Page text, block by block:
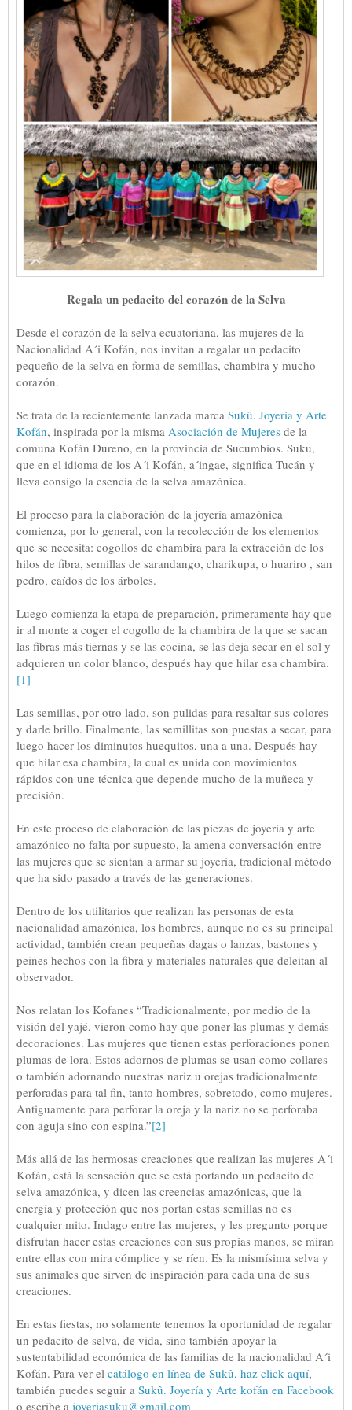
Regala un pedacito del corazón de la Selva
Desde el corazón de la selva ecuatoriana, las mujeres de la
Nacionalidad A´i Kofán, nos invitan a regalar un pedacito
pequeño de la selva en forma de semillas, chambira y mucho
corazón.
Se trata de la recientemente lanzada marca Sukû. Joyería y Arte
Kofán, inspirada por la misma Asociación de Mujeres de la
comuna Kofán Dureno, en la provincia de Sucumbíos. Suku,
que en el idioma de los A´i Kofán, a´ingae, significa Tucán y
lleva consigo la esencia de la selva amazónica.
El proceso para la elaboración de la joyería amazónica
comienza, por lo general, con la recolección de los elementos
que se necesita: cogollos de chambira para la extracción de los
hilos de fibra, semillas de sarandango, charikupa, o huariro , san
pedro, caídos de los árboles.
Luego comienza la etapa de preparación, primeramente hay que
ir al monte a coger el cogollo de la chambira de la que se sacan
las fibras más tiernas y se las cocina, se las deja secar en el sol y
adquieren un color blanco, después hay que hilar esa chambira.
[1]
Las semillas, por otro lado, son pulidas para resaltar sus colores
y darle brillo. Finalmente, las semillitas son puestas a secar, para
luego hacer los diminutos huequitos, una a una. Después hay
que hilar esa chambira, la cual es unida con movimientos
rápidos con une técnica que depende mucho de la muñeca y
precisión.
En este proceso de elaboración de las piezas de joyería y arte
amazónico no falta por supuesto, la amena conversación entre
las mujeres que se sientan a armar su joyería, tradicional método
que ha sido pasado a través de las generaciones.
Dentro de los utilitarios que realizan las personas de esta
nacionalidad amazónica, los hombres, aunque no es su principal
actividad, también crean pequeñas dagas o lanzas, bastones y
peines hechos con la fibra y materiales naturales que deleitan al
observador.
Nos relatan los Kofanes “Tradicionalmente, por medio de la
visión del yajé, vieron como hay que poner las plumas y demás
decoraciones. Las mujeres que tienen estas perforaciones ponen
plumas de lora. Estos adornos de plumas se usan como collares
o también adornando nuestras nariz u orejas tradicionalmente
perforadas para tal fin, tanto hombres, sobretodo, como mujeres.
Antiguamente para perforar la oreja y la nariz no se perforaba
con aguja sino con espina.”[2]
Más allá de las hermosas creaciones que realizan las mujeres A´i
Kofán, está la sensación que se está portando un pedacito de
selva amazónica, y dicen las creencias amazónicas, que la
energía y protección que nos portan estas semillas no es
cualquier mito. Indago entre las mujeres, y les pregunto porque
disfrutan hacer estas creaciones con sus propias manos, se miran
entre ellas con mira cómplice y se ríen. Es la mismísima selva y
sus animales que sirven de inspiración para cada una de sus
creaciones.
En estas fiestas, no solamente tenemos la oportunidad de regalar
un pedacito de selva, de vida, sino también apoyar la
sustentabilidad económica de las familias de la nacionalidad A´i
Kofán. Para ver el catálogo en línea de Sukû, haz click aquí,
también puedes seguir a Sukû. Joyería y Arte kofán en Facebook
o escribe a joyeriasuku@gmail.com